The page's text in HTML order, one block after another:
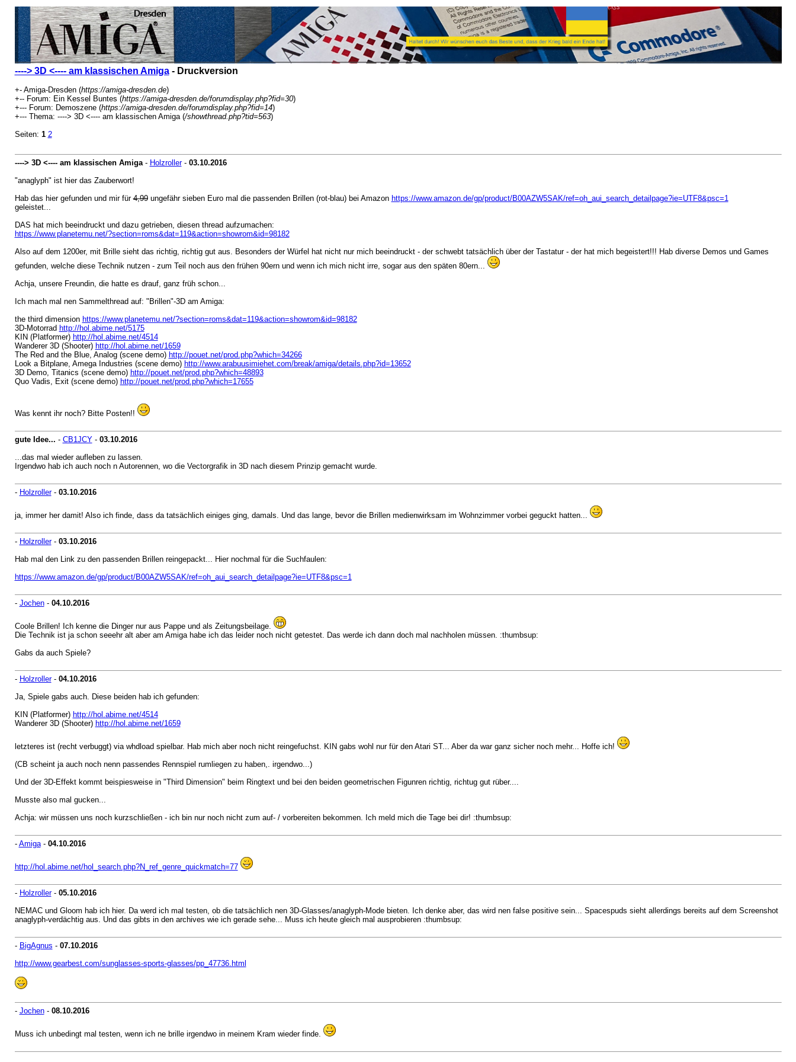
----> 3D <---- am klassischen Amiga- Druckversion
+- Amiga-Dresden (https://amiga-dresden.de)
+-- Forum: Ein Kessel Buntes (https://amiga-dresden.de/forumdisplay.php?fid=30)
+--- Forum: Demoszene (https://amiga-dresden.de/forumdisplay.php?fid=14)
+--- Thema: ----> 3D <---- am klassischen Amiga (/showthread.php?tid=563)
Seiten: 1 2
----> 3D <---- am klassischen Amiga- Holzroller- 03.10.2016
"anaglyph" ist hier das Zauberwort!
Hab das hier gefunden und mir für4,99ungefähr sieben Euro mal die passenden Brillen (rot-blau) bei Amazon https://www.amazon.de/gp/product/B00AZW5SAK/ref=oh_aui_search_detailpage?ie=UTF8&psc=1
geleistet...
DAS hat mich beeindruckt und dazu getrieben, diesen thread aufzumachen:
https://www.planetemu.net/?section=roms&dat=119&action=showrom&id=98182
Also auf dem 1200er, mit Brille sieht das richtig, richtig gut aus. Besonders der Würfel hat nicht nur mich beeindruckt - der schwebt tatsächlich über der Tastatur - der hat mich begeistert!!! Hab diverse Demos und Games
gefunden, welche diese Technik nutzen - zum Teil noch aus den frühen 90ern und wenn ich mich nicht irre, sogar aus den späten 80ern...
Achja, unsere Freundin, die hatte es drauf, ganz früh schon...
Ich mach mal nen Sammelthread auf: "Brillen"-3D am Amiga:
the third dimension https://www.planetemu.net/?section=roms&dat=119&action=showrom&id=98182
3D-Motorrad http://hol.abime.net/5175
KIN (Platformer) http://hol.abime.net/4514
Wanderer 3D (Shooter) http://hol.abime.net/1659
The Red and the Blue, Analog (scene demo) http://pouet.net/prod.php?which=34266
Look a Bitplane, Amega Industries (scene demo) http://www.arabuusimiehet.com/break/amiga/details.php?id=13652
3D Demo, Titanics (scene demo) http://pouet.net/prod.php?which=48893
Quo Vadis, Exit (scene demo) http://pouet.net/prod.php?which=17655
Was kennt ihr noch? Bitte Posten!!
gute Idee... - CB1JCY- 03.10.2016
...das mal wieder aufleben zu lassen.
Irgendwo hab ich auch noch n Autorennen, wo die Vectorgrafik in 3D nach diesem Prinzip gemacht wurde.
- Holzroller- 03.10.2016
ja, immer her damit! Also ich finde, dass da tatsächlich einiges ging, damals. Und das lange, bevor die Brillen medienwirksam im Wohnzimmer vorbei geguckt hatten...
- Holzroller- 03.10.2016
Hab mal den Link zu den passenden Brillen reingepackt... Hier nochmal für die Suchfaulen:
https://www.amazon.de/gp/product/B00AZW5SAK/ref=oh_aui_search_detailpage?ie=UTF8&psc=1
- Jochen- 04.10.2016
Coole Brillen! Ich kenne die Dinger nur aus Pappe und als Zeitungsbeilage.
Die Technik ist ja schon seeehr alt aber am Amiga habe ich das leider noch nicht getestet. Das werde ich dann doch mal nachholen müssen. :thumbsup:
Gabs da auch Spiele?
- Holzroller- 04.10.2016
Ja, Spiele gabs auch. Diese beiden hab ich gefunden:
KIN (Platformer) http://hol.abime.net/4514
Wanderer 3D (Shooter) http://hol.abime.net/1659
letzteres ist (recht verbuggt) via whdload spielbar. Hab mich aber noch nicht reingefuchst. KIN gabs wohl nur für den Atari ST... Aber da war ganz sicher noch mehr... Hoffe ich!
(CB scheint ja auch noch nenn passendes Rennspiel rumliegen zu haben,. irgendwo...)
Und der 3D-Effekt kommt beispiesweise in "Third Dimension" beim Ringtext und bei den beiden geometrischen Figunren richtig, richtug gut rüber....
Musste also mal gucken...
Achja: wir müssen uns noch kurzschließen - ich bin nur noch nicht zum auf- / vorbereiten bekommen. Ich meld mich die Tage bei dir! :thumbsup:
- Amiga- 04.10.2016
http://hol.abime.net/hol_search.php?N_ref_genre_quickmatch=77
- Holzroller- 05.10.2016
NEMAC und Gloom hab ich hier. Da werd ich mal testen, ob die tatsächlich nen 3D-Glasses/anaglyph-Mode bieten. Ich denke aber, das wird nen false positive sein... Spacespuds sieht allerdings bereits auf dem Screenshot
anaglyph-verdächtig aus. Und das gibts in den archives wie ich gerade sehe... Muss ich heute gleich mal ausprobieren :thumbsup:
- BigAgnus - 07.10.2016
http://www.gearbest.com/sunglasses-sports-glasses/pp_47736.html
- Jochen- 08.10.2016
Muss ich unbedingt mal testen, wenn ich ne brille irgendwo in meinem Kram wieder finde.